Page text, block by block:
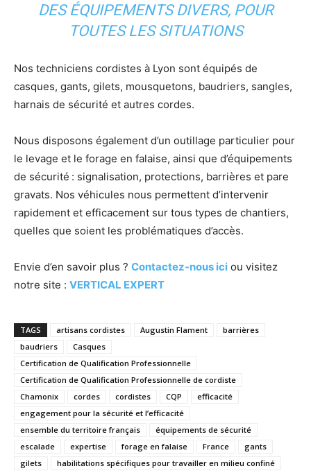
DES ÉQUIPEMENTS DIVERS, POUR
TOUTES LES SITUATIONS
Nos techniciens cordistes à Lyon sont équipés de
casques, gants, gilets, mousquetons, baudriers, sangles,
harnais de sécurité et autres cordes.
Nous disposons également d’un outillage particulier pour
le levage et le forage en falaise, ainsi que d’équipements
de sécurité : signalisation, protections, barrières et pare
gravats. Nos véhicules nous permettent d’intervenir
rapidement et efficacement sur tous types de chantiers,
quelles que soient les problématiques d’accès.
Envie d’en savoir plus ? Contactez-nous ici ou visitez
notre site : VERTICAL EXPERT
TAGS artisans cordistes Augustin Flament
barrières
baudriers
Casques
Certification de Qualification Professionnelle
Certification de Qualification Professionnelle de cordiste
Chamonix
cordes cordistes CQP
efficacité
engagement pour la sécurité et l’efficacité
ensemble du territoire français
équipements de sécurité
escalade
expertise forage en falaise France
gants
gilets
habilitations spécifiques pour travailler en milieu confiné